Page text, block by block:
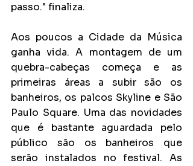
passo." finaliza.
Aos poucos a Cidade da Música
ganha vida. A montagem de um
quebra-cabeças começa e as
primeiras áreas a subir são os
banheiros, os palcos Skyline e São
Paulo Square. Uma das novidades
que é bastante aguardada pelo
público são os banheiros que
serão instalados no festival. As